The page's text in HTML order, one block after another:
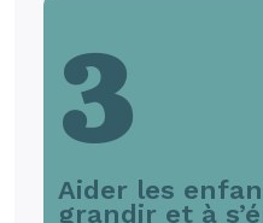
3
Aider les
grandir et à